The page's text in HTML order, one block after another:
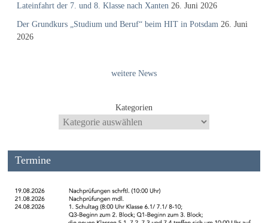
Lateinfahrt der 7. und 8. Klasse nach Xanten 26. Juni 2026
Der Grundkurs „Studium und Beruf“ beim HIT in Potsdam 26. Juni
2026
weitere News
Kategorien
Termine